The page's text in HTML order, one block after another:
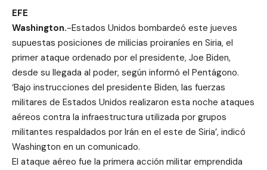
EFE
Washington.-Estados Unidos bombardeó este jueves
supuestas posiciones de milicias proiraníes en Siria, el
primer ataque ordenado por el presidente, Joe Biden,
desde su llegada al poder, según informó el Pentágono.
‘Bajo instrucciones del presidente Biden, las fuerzas
militares de Estados Unidos realizaron esta noche ataques
aéreos contra la infraestructura utilizada por grupos
militantes respaldados por Irán en el este de Siria’, indicó
Washington en un comunicado.
El ataque aéreo fue la primera acción militar emprendida